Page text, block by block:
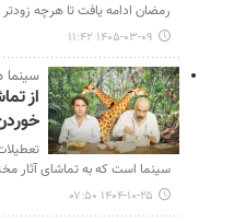
رمضان ادامه یافت تا هرچه
۱۴۰۵-۰۳-۰۹ ۱۱:۴۲
سینما
از
سینما است که به تماشای آثار
۱۴۰۴-۱۰-۲۵ ۰۷:۵۰